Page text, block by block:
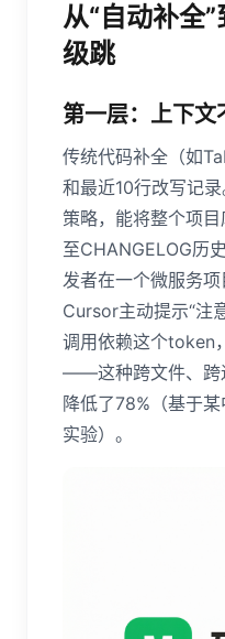
从“自动补全
级跳
第一层：上下文
传统代码补全（如
和最近10行改写记
策略，能将整个项
至CHANGELOG历
发者在一个微服务项
Cursor主动提示“注
调用依赖这个token
——这种跨文件、跨
降低了78%（基于
实验）。